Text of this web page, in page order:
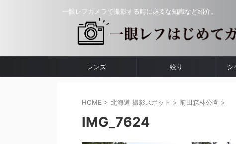
一眼レフカメラで撮影する時に必要な知識など紹介。
レンズ 絞り シ
HOME > 北海道 撮影スポット > 前田森林公園 >
IMG_7624